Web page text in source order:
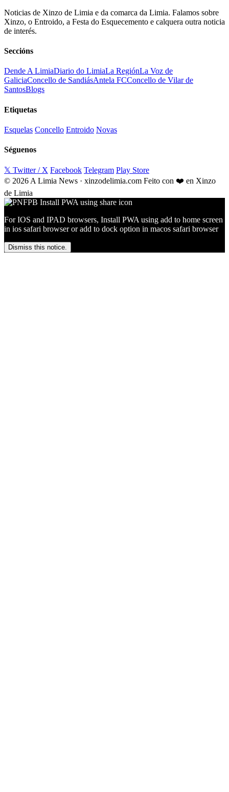
Noticias de Xinzo de Limia e da comarca da Limia. Falamos sobre
Xinzo, o Entroido, a Festa do Esquecemento e calquera outra noticia
de interés.
Seccións
Dende A LimiaDiario do LimiaLa RegiónLa Voz de
GaliciaConcello de SandiásAntela FCConcello de Vilar de
SantosBlogs
Etiquetas
Esquelas Concello Entroido Novas
Séguenos
𝕏 Twitter / X Facebook Telegram Play Store
© 2026 A Limia News · xinzodelimia.com Feito con ❤️ en Xinzo
de Limia
For IOS and IPAD browsers, Install PWA using add to home screen
in ios safari browser or add to dock option in macos safari browser
Dismiss this notice.